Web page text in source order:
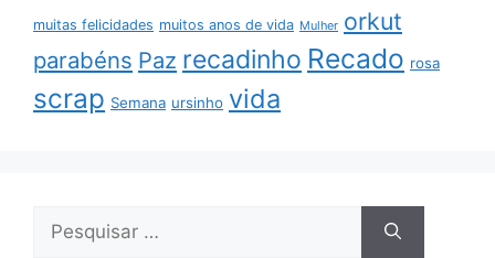
muitas felicidades muitos anos de vida Mulher orkut
parabéns Paz recadinho Recado rosa
scrap Semana ursinho vida
por: